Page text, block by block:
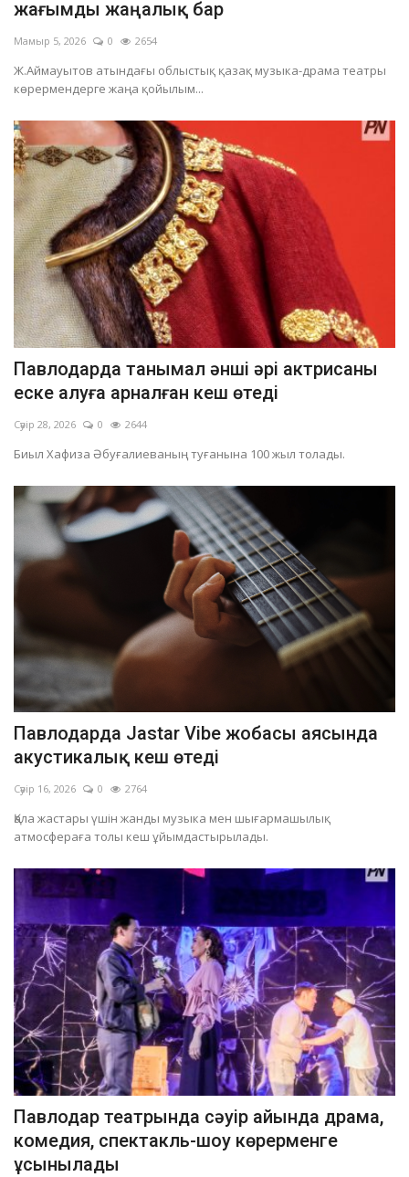
жағымды жаңалық бар
Мамыр 5, 2026 0 2654
Ж.Аймауытов атындағы облыстық қазақ музыка-драма театры
көрермендерге жаңа қойылым...
Павлодарда танымал әнші әрі актрисаны
еске алуға арналған кеш өтеді
Сәуір 28, 2026 0 2644
Биыл Хафиза Әбуғалиеваның туғанына 100 жыл толады.
Павлодарда Jastar Vibe жобасы аясында
акустикалық кеш өтеді
Сәуір 16, 2026 0 2764
Қала жастары үшін жанды музыка мен шығармашылық
атмосфераға толы кеш ұйымдастырылады.
Павлодар театрында сәуір айында драма,
комедия, спектакль-шоу көрерменге
ұсынылады